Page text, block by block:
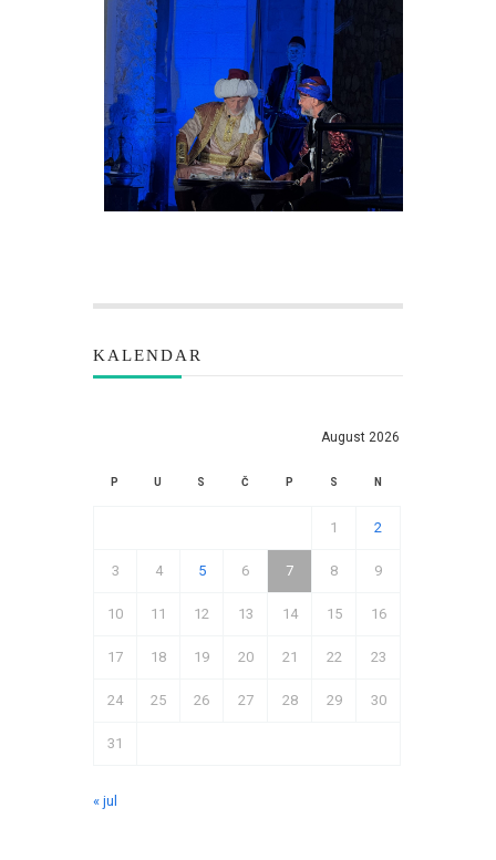
KALENDAR
August 2026
P U S Č P S N
1 2
3 4 5 6 7 8 9
10 11 12 13 14 15 16
17 18 19 20 21 22 23
24 25 26 27 28 29 30
31
« jul